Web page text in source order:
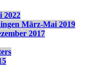
2022
März-Mai 2019
2017